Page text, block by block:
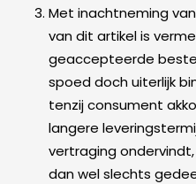
Met inachtneming
van dit artikel is
geaccepteerde
spoed doch uiterlijk
tenzij consument
langere
vertraging
dan wel slechts